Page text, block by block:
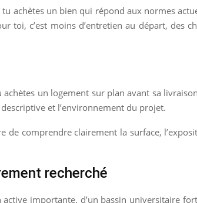
achètes un bien qui répond aux normes
toi, c’est moins d’entretien au départ, des
achètes un logement sur plan avant sa
et l’environnement du projet.
comprendre clairement la surface,
recherché
importante, d’un bassin universitaire